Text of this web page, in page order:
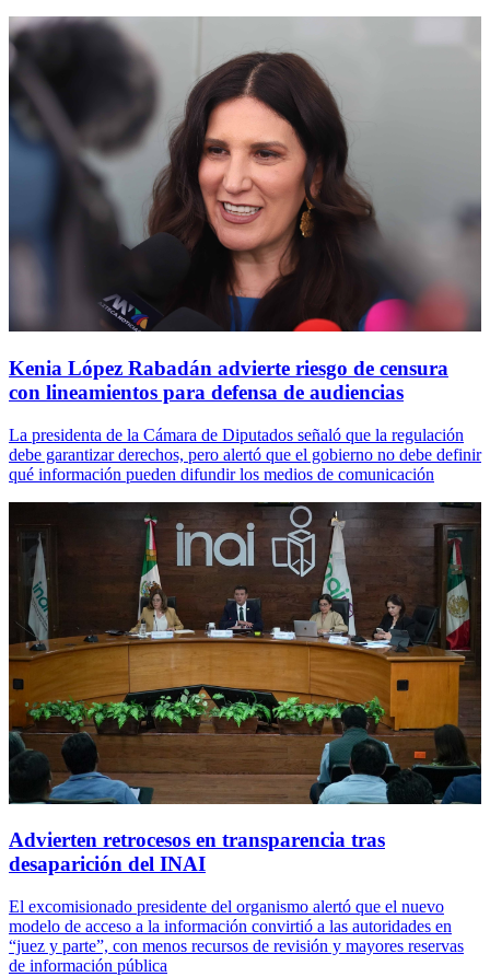
Kenia López Rabadán advierte riesgo de censura
con lineamientos para defensa de audiencias
La presidenta de la Cámara de Diputados señaló que la regulación
debe garantizar derechos, pero alertó que el gobierno no debe definir
qué información pueden difundir los medios de comunicación
Advierten retrocesos en transparencia tras
desaparición del INAI
El excomisionado presidente del organismo alertó que el nuevo
modelo de acceso a la información convirtió a las autoridades en
“juez y parte”, con menos recursos de revisión y mayores reservas
de información pública